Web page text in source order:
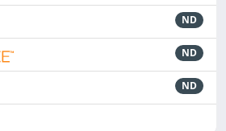
ND
ND
ND